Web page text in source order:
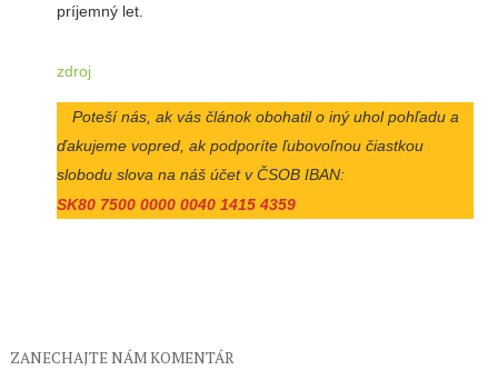
príjemný let.
zdroj
Poteší nás, ak vás článok obohatil o iný uhol pohľadu a
ďakujeme vopred, ak podporíte ľubovoľnou čiastkou
slobodu slova na náš účet v ČSOB IBAN:
SK80 7500 0000 0040 1415 4359
ZANECHAJTE NÁM KOMENTÁR